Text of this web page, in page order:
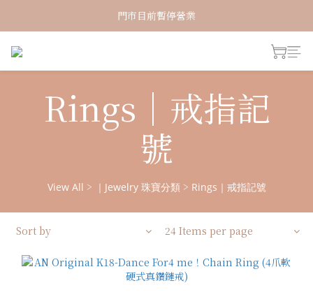
新加入會員！即享有NT150購物金
門市目前暫停營業
Rings｜戒指記
號
View All > ｜Jewelry 珠寶分類 > Rings｜戒指記號
Sort by 24 Items per page